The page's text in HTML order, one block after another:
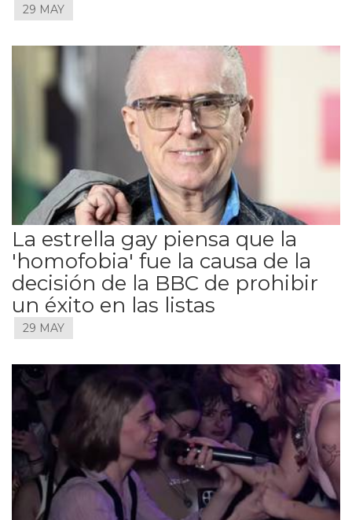
29 MAY
La estrella gay piensa que la
'homofobia' fue la causa de la
decisión de la BBC de prohibir
un éxito en las listas
29 MAY